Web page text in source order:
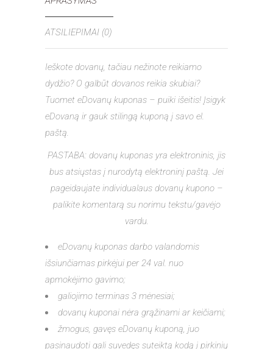
ATSILIEPIMAI (0)
Ieškote dovanų, tačiau nežinote reikiamo
dydžio? O galbūt dovanos reikia skubiai?
Tuomet eDovanų kuponas – puiki išeitis! Įsigyk
eDovaną ir gauk stilingą kuponą į savo el.
paštą.
PASTABA: dovanų kuponas yra elektroninis, jis
bus atsiųstas į nurodytą elektroninį paštą. Jei
pageidaujate individualaus dovanų kupono –
palikite komentarą su norimu tekstu/gavėjo
vardu.
eDovanų kuponas darbo valandomis
išsiunčiamas pirkėjui per 24 val. nuo
apmokėjimo gavimo;
galiojimo terminas 3 mėnesiai;
dovanų kuponai nėra grąžinami ar keičiami;
žmogus, gavęs eDovanų kuponą, juo
pasinaudoti gali suvedęs suteiktą kodą į pirkinių